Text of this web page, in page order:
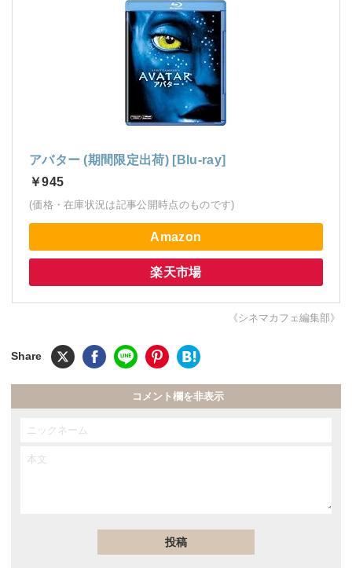
アバター (期間限定出荷) [Blu-ray]
￥945
(価格・在庫状況は記事公開時点のものです)
Amazon
楽天市場
《シネマカフェ編集部》
コメント欄を非表示